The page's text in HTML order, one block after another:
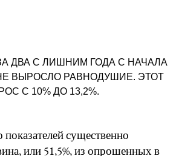
ДВА С ЛИШНИМ ГОДА С НАЧАЛА
ВЫРОСЛО РАВНОДУШИЕ. ЭТОТ
С 10% ДО 13,2%.
существенно
или 51,5%, из опрошенных в